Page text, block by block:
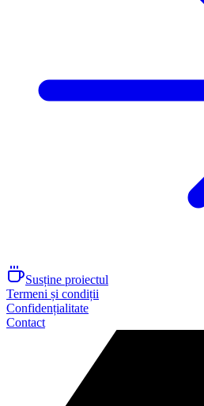
Susține proiectul
Termeni și condiții
Confidențialitate
Contact